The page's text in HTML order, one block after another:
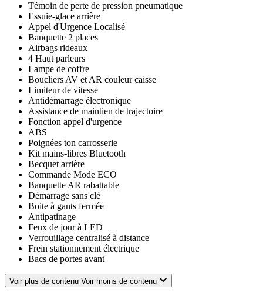
Témoin de perte de pression pneumatique
Essuie-glace arrière
Appel d'Urgence Localisé
Banquette 2 places
Airbags rideaux
4 Haut parleurs
Lampe de coffre
Boucliers AV et AR couleur caisse
Limiteur de vitesse
Antidémarrage électronique
Assistance de maintien de trajectoire
Fonction appel d'urgence
ABS
Poignées ton carrosserie
Kit mains-libres Bluetooth
Becquet arrière
Commande Mode ECO
Banquette AR rabattable
Démarrage sans clé
Boite à gants fermée
Antipatinage
Feux de jour à LED
Verrouillage centralisé à distance
Frein stationnement électrique
Bacs de portes avant
Tissu Seaqual noir motifs CHEVRON
Ecran multifonction couleur
Voir plus de contenu Voir moins de contenu